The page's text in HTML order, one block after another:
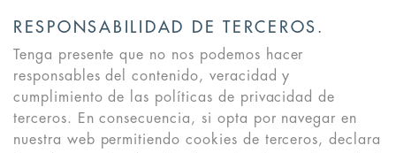
RESPONSABILIDAD DE TERCEROS.
Tenga presente que no nos podemos hacer
responsables del contenido, veracidad y
cumplimiento de las políticas de privacidad de
terceros. En consecuencia, si opta por navegar en
nuestra web permitiendo cookies de terceros, declara